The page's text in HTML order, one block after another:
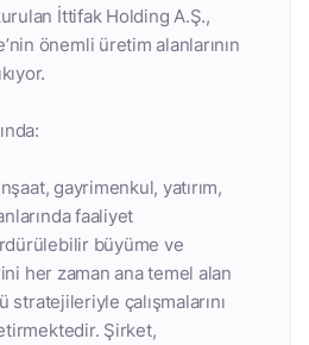
İttifak Holding A.Ş.,
önemli üretim alanlarının
gayrimenkul, yatırım,
faaliyet
büyüme ve
her zaman ana temel alan
stratejileriyle çalışmalarını
Şirket,